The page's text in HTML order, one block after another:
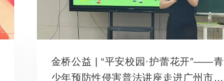
金桥公益 | “平安校园·护蕾花开”——青
少年预防性侵害普法讲座走进广州市天